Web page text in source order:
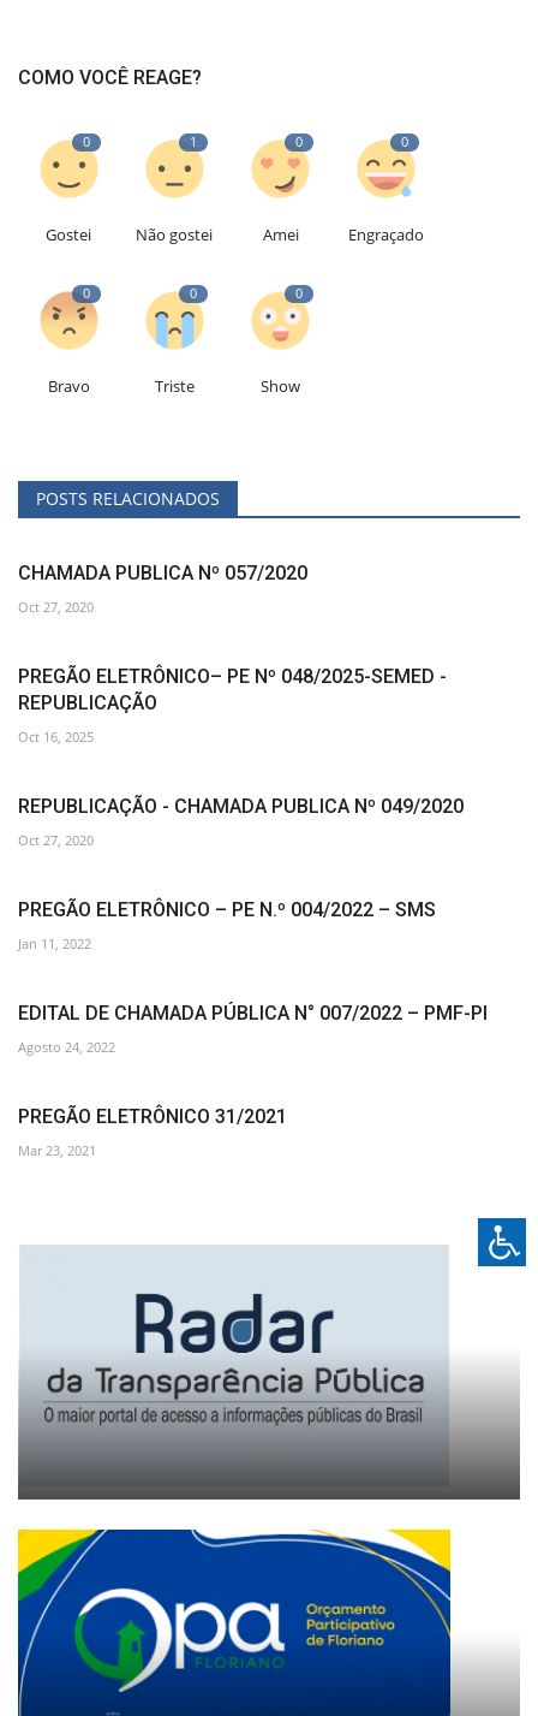
COMO VOCÊ REAGE?
0
Gostei
1
Não gostei
0
Amei
0
Engraçado
0
Bravo
0
Triste
0
Show
POSTS RELACIONADOS
CHAMADA PUBLICA Nº 057/2020
Oct 27, 2020
PREGÃO ELETRÔNICO– PE Nº 048/2025-SEMED -
REPUBLICAÇÃO
Oct 16, 2025
REPUBLICAÇÃO - CHAMADA PUBLICA Nº 049/2020
Oct 27, 2020
PREGÃO ELETRÔNICO – PE N.º 004/2022 – SMS
Jan 11, 2022
EDITAL DE CHAMADA PÚBLICA N° 007/2022 – PMF-PI
Agosto 24, 2022
PREGÃO ELETRÔNICO 31/2021
Mar 23, 2021